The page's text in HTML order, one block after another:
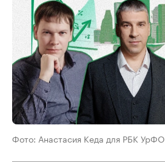
Фото: Анастасия Кеда для РБК УрФО